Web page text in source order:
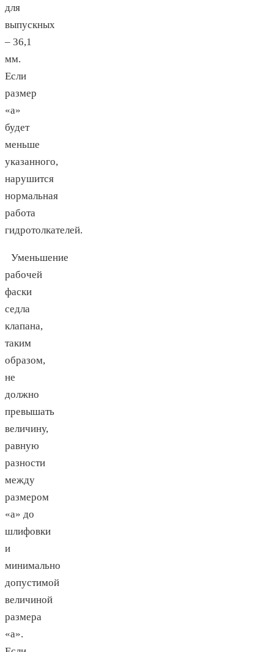
для
выпускных
– 36,1
мм.
Если
размер
«а»
будет
меньше
указанного,
нарушится
нормальная
работа
гидротолкателей.
Уменьшение
рабочей
фаски
седла
клапана,
таким
образом,
не
должно
превышать
величину,
равную
разности
между
размером
«а» до
шлифовки
и
минимально
допустимой
величиной
размера
«а».